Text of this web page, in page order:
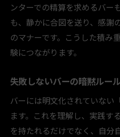
ンターでの精算を求めるバー
も、静かに合図を送り、感謝
のマナーです。こうした積み
験につながります。
失敗しないバーの暗黙ルー
バーには明文化されていない
ます。これを理解し、実践す
を持たれるだけでなく、自分